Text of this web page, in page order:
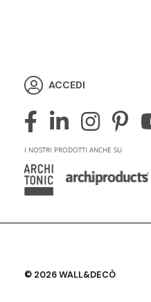
ACCEDI
I NOSTRI PRODOTTI ANCHE SU
© 2026 WALL&DECÒ